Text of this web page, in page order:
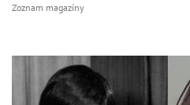
Zoznam magazíny